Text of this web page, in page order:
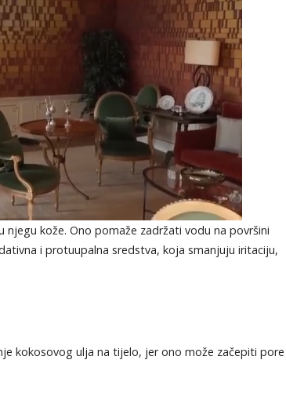
kože. Ono pomaže zadržati vodu na površini
i protuupalna sredstva, koja smanjuju iritaciju,
kokosovog ulja na tijelo, jer ono može začepiti pore